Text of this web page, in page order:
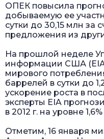
ОПЕК повысила
добываемую ее
сутки до 30,15 млн за
предложения из
На прошлой неделе
информации США
мирового
баррелей в сутки до
ускорение роста в
эксперты EIA
в 2012 г. на уровне
Отметим, 16 января